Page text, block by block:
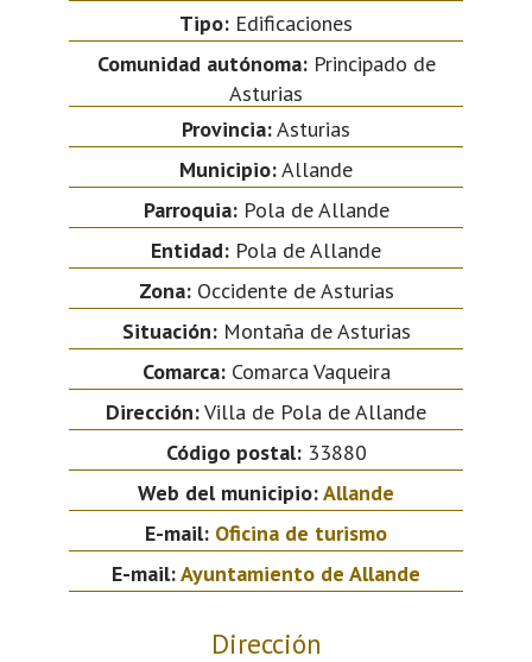
Tipo: Edificaciones
Comunidad autónoma:Principado de
Asturias
Provincia:Asturias
Municipio:Allande
Parroquia:Pola de Allande
Entidad: Pola de Allande
Zona:Occidente de Asturias
Situación:Montaña de Asturias
Comarca:Comarca Vaqueira
Dirección:Villa de Pola de Allande
Código postal:33880
Web del municipio:Allande
E-mail: Oficina de turismo
E-mail:Ayuntamiento de Allande
Dirección